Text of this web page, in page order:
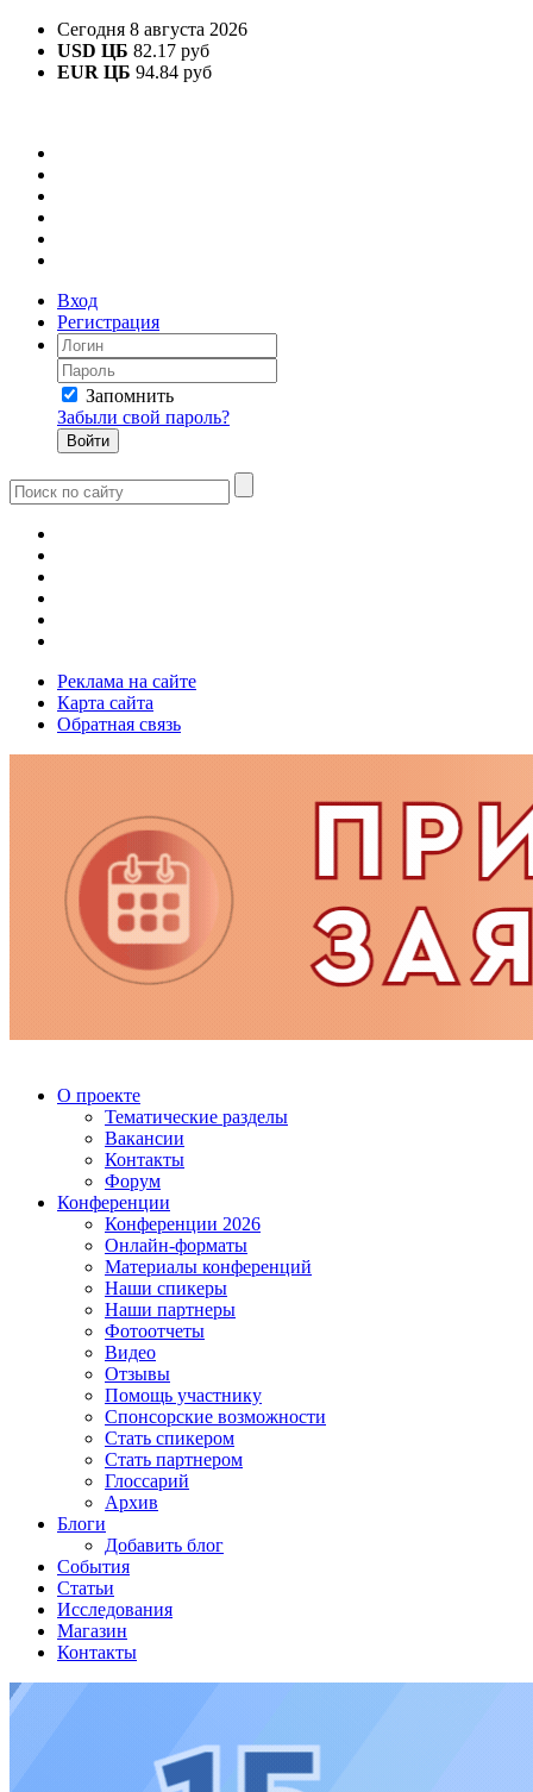
Сегодня 8 августа 2026
USD ЦБ 82.17 руб
EUR ЦБ 94.84 руб
Вход
Регистрация
Запомнить
Забыли свой пароль?
Реклама на сайте
Карта сайта
Обратная связь
О проекте
Тематические разделы
Вакансии
Контакты
Форум
Конференции
Конференции 2026
Онлайн-форматы
Материалы конференций
Наши спикеры
Наши партнеры
Фотоотчеты
Видео
Отзывы
Помощь участнику
Спонсорские возможности
Стать спикером
Стать партнером
Глоссарий
Архив
Блоги
Добавить блог
События
Статьи
Исследования
Магазин
Контакты